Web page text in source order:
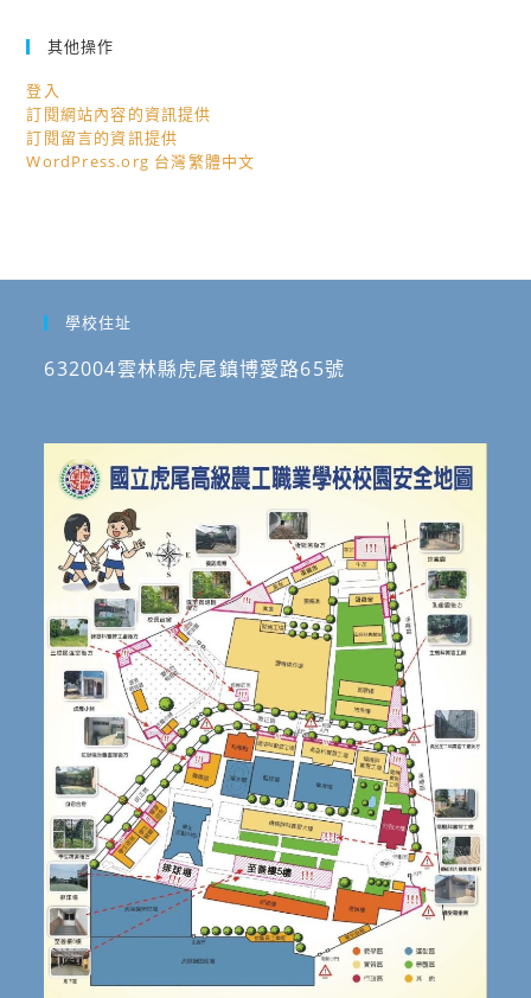
其他操作
登入
訂閱網站內容的資訊提供
訂閱留言的資訊提供
WordPress.org 台灣繁體中文
學校住址
632004雲林縣虎尾鎮博愛路65號